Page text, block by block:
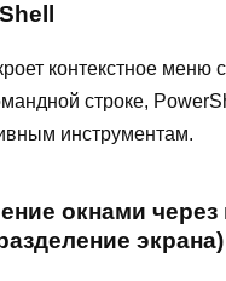
контекстное меню
строке,
инструментам.
окнами через
экрана)